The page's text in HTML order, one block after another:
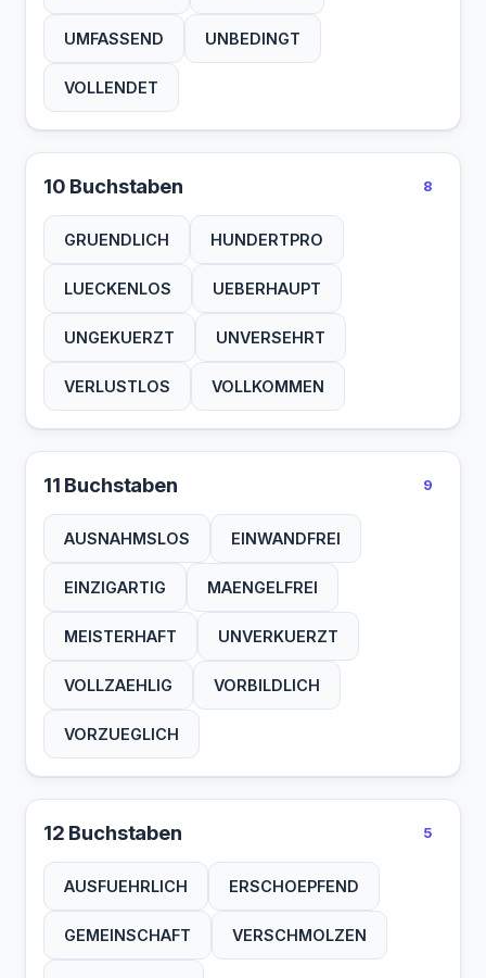
UMFASSEND UNBEDINGT
VOLLENDET
10 Buchstaben 8
GRUENDLICH HUNDERTPRO
LUECKENLOS UEBERHAUPT
UNGEKUERZT UNVERSEHRT
VERLUSTLOS VOLLKOMMEN
11 Buchstaben 9
AUSNAHMSLOS EINWANDFREI
EINZIGARTIG MAENGELFREI
MEISTERHAFT UNVERKUERZT
VOLLZAEHLIG VORBILDLICH
VORZUEGLICH
12 Buchstaben 5
AUSFUEHRLICH ERSCHOEPFEND
GEMEINSCHAFT VERSCHMOLZEN